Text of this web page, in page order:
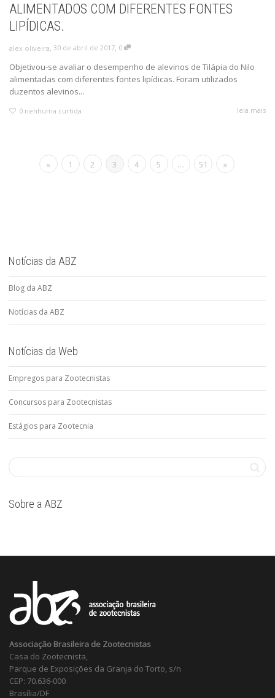
ALIMENTADOS COM DIFERENTES FONTES
LIPÍDICAS.
alex oliveira, 30 de abril de 2017, 0
Objetivou-se avaliar o desempenho de alevinos de Tilápia do Nilo
alimentadas com diferentes fontes lipídicas. Foram utilizados
duzentos alevinos...
0 nenhuma curtida leia mais
« 1 2 3 4 5 … 51 »
Notícias da ABZ
Blog da ABZ
Notícias da ABZ
Notícias da Web
Empregos para Zootecnistas
Concursos para Zootecnistas
Estágios para Zootecnia
Sobre a ABZ
Associação Brasileira de Zootecnistas
Casa do Zootecnista,
Parque de Exposições da Granja do Torto, s/n
CEP: 70.636-000
Brasília/DF